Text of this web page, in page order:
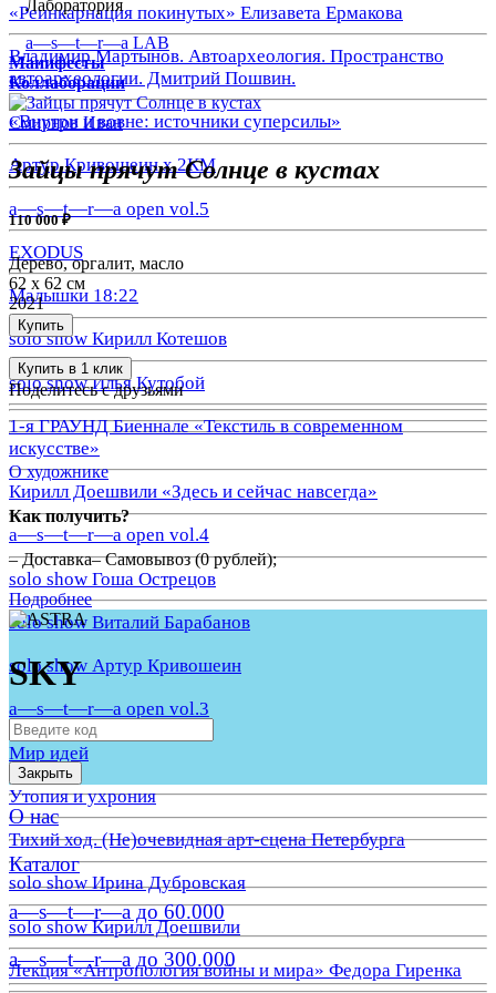
«Реинкарнация покинутых» Елизавета Ермакова
Владимир Мартынов. Автоархеология. Пространство
автоархеологии. Дмитрий Пошвин.
«Внутри и вовне: источники суперсилы»
Артур Кривошеин х 2КМ
a—s—t—r—a open vol.5
EXODUS
Малышки 18:22
solo show Кирилл Котешов
solo show Илья Кутобой
1-я ГРАУНД Биеннале «Текстиль в современном
искусстве»
Кирилл Доешвили «Здесь и сейчас навсегда»
a—s—t—r—a open vol.4
solo show Гоша Острецов
solo show Виталий Барабанов
solo show Артур Кривошеин
a—s—t—r—a open vol.3
Мир идей
Утопия и ухрония
Тихий ход. (Не)очевидная арт-сцена Петербурга
solo show Ирина Дубровская
solo show Кирилл Доешвили
Лекция «Антропология войны и мира» Федора Гиренка
Лаборатория
a—s—t—r—a LAB
Манифесты
Коллаборации
Смирнов Иван
Зайцы прячут Солнце в кустах
110 000 ₽
Дерево, оргалит, масло
62 х 62 см
2021
Купить
Купить в 1 клик
Поделитесь с друзьями
О художнике
Как получить?
– Доставка– Самовывоз (0 рублей);
Подробнее
SKY
Закрыть
О нас
Каталог
a—s—t—r—a до 60.000
a—s—t—r—a до 300.000